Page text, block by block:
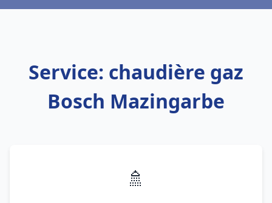
Service: chaudière gaz
Bosch Mazingarbe
🚿